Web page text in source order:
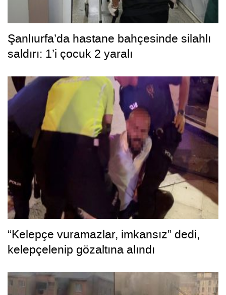
Şanlıurfa’da hastane bahçesinde silahlı
saldırı: 1’i çocuk 2 yaralı
“Kelepçe vuramazlar, imkansız” dedi,
kelepçelenip gözaltına alındı